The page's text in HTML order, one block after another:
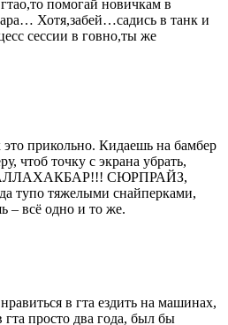
помогай новичкам в
Хотя,забей…садись в танк и
сессии в говно,ты же
прикольно. Кидаешь на бамбер
чтоб точку с экрана убрать,
– АЛЛАХАКБАР!!! СЮРПРАЙЗ,
тяжелыми снайперками,
всё одно и то же.
в гта ездить на машинах,
гта просто два года, был бы